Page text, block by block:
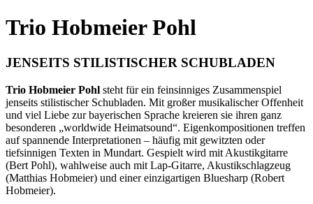
Trio Hobmeier Pohl
JENSEITS STILISTISCHER SCHUBLADEN
Trio Hobmeier Pohl steht für ein feinsinniges Zusammenspiel
jenseits stilistischer Schubladen. Mit großer musikalischer Offenheit
und viel Liebe zur bayerischen Sprache kreieren sie ihren ganz
besonderen „worldwide Heimatsound“. Eigenkompositionen treffen
auf spannende Interpretationen – häufig mit gewitzten oder
tiefsinnigen Texten in Mundart. Gespielt wird mit Akustikgitarre
(Bert Pohl), wahlweise auch mit Lap-Gitarre, Akustikschlagzeug
(Matthias Hobmeier) und einer einzigartigen Bluesharp (Robert
Hobmeier).